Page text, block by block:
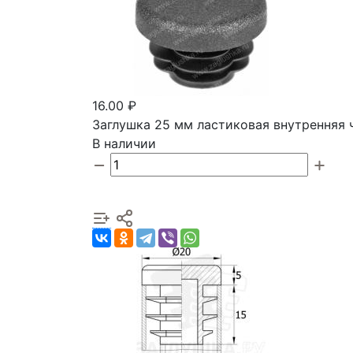
16.00 ₽
Заглушка 25 мм ластиковая внутренняя
В наличии